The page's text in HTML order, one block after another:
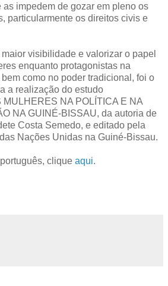
impedem de gozar em pleno os
particularmente os direitos civis e
visibilidade e valorizar o papel
enquanto protagonistas na
como no poder tradicional, foi o
a realização do estudo
MULHERES NA POLÍTICA E NA
NA GUINÉ-BISSAU, da autoria de
Costa Semedo, e editado pela
Nações Unidas na Guiné-Bissau.
clique aqui.